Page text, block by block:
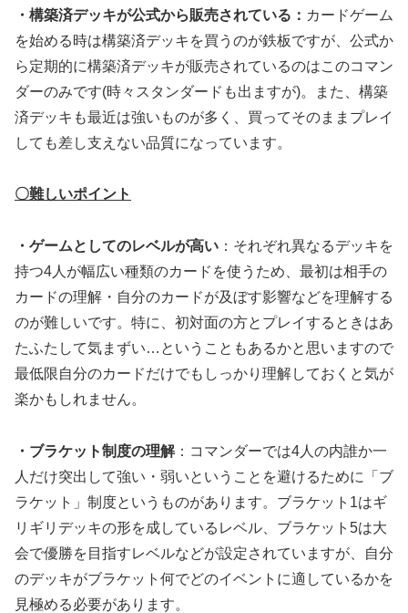
・構築済デッキが公式から販売されている： カードゲーム
を始める時は構築済デッキを買うのが鉄板ですが、公式か
ら定期的に構築済デッキが販売されているのはこのコマン
ダーのみです(時々スタンダードも出ますが)。また、構築
済デッキも最近は強いものが多く、買ってそのままプレイ
しても差し支えない品質になっています。
〇難しいポイント
・ゲームとしてのレベルが高い ：それぞれ異なるデッキを
持つ4人が幅広い種類のカードを使うため、最初は相手の
カードの理解・自分のカードが及ぼす影響などを理解する
のが難しいです。特に、初対面の方とプレイするときはあ
たふたして気まずい…ということもあるかと思いますので
最低限自分のカードだけでもしっかり理解しておくと気が
楽かもしれません。
・ブラケット制度の理解：コマンダーでは4人の内誰か一
人だけ突出して強い・弱いということを避けるために「ブ
ラケット」制度というものがあります。ブラケット1はギ
リギリデッキの形を成しているレベル、ブラケット5は大
会で優勝を目指すレベルなどが設定されていますが、自分
のデッキがブラケット何でどのイベントに適しているかを
見極める必要があります。